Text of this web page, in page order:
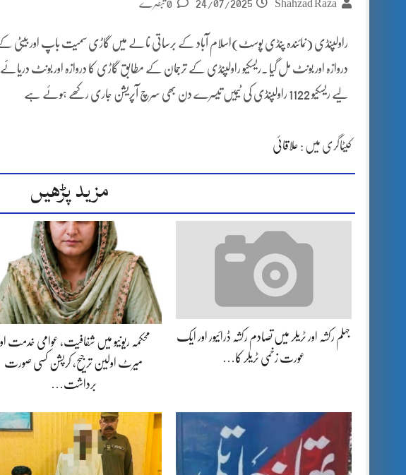
Shahzad Raza
24/07/2025
دروازہ اور بونٹ مل گیا ۔ریسکیو راولپنڈی کے ترجمان کے مطابق گاڑی کا دروازہ اور بونٹ
لیے ریسکیو 1122 راولپنڈی کی ٹیمیں تیسرے دن بھی سرچ آپریشن جاری رکھے ہوئے ہے
کیٹاگری میں : علاقائی
مزید پڑھیں
جہلم رکشہ اور ٹریلر میں تصادم رکشہ ڈرائیور اور ایک
عورت زخمی ٹریلر کا…
محکمہ ریونیو میں شفافیت، عوامی خدمت
میرٹ اولین ترجیح، کرپشن کسی صورت
برداشت…